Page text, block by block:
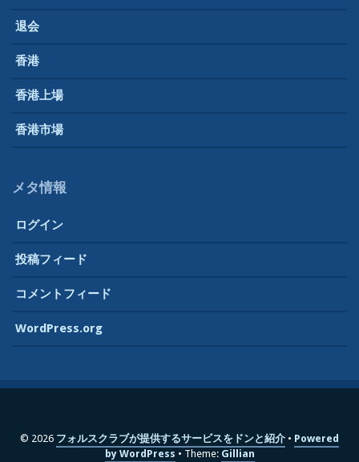
退会
香港
香港上場
香港市場
メタ情報
ログイン
投稿フィード
コメントフィード
WordPress.org
© 2026 フォルスクラブが提供するサービスをドンと紹介
Powered
by WordPress
Theme: Gillian